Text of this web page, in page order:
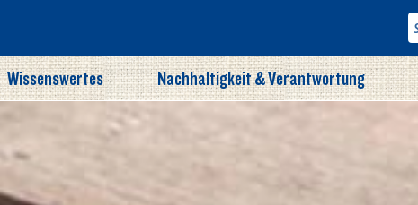
Wissenswertes Nachhaltigkeit & Verantwortung